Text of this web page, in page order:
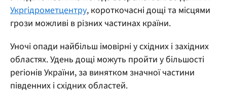
Укргідрометцентру, короткочасні дощі та місцями
грози можливі в різних частинах країни.
Уночі опади найбільш імовірні у східних і західних
областях. Удень дощі можуть пройти у більшості
регіонів України, за винятком значної частини
південних і східних областей.